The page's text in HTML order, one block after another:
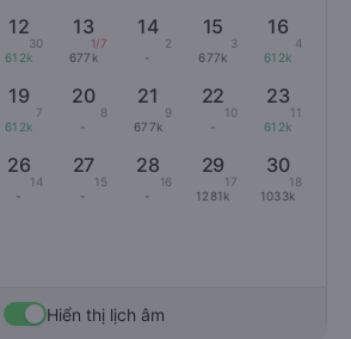
12
30
612k
13
1/7
677k
14
2
-
15
3
677k
16
4
612k
19
7
612k
20
8
-
21
9
677k
22
10
-
23
11
612k
26
14
-
27
15
-
28
16
-
29
17
1281k
30
18
1033k
Hiển thị lịch âm